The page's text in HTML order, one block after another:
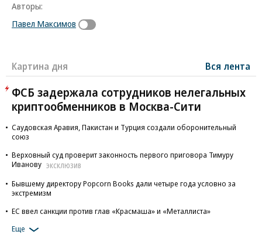
Авторы:
Павел Максимов
Картина дня Вся лента
ФСБ задержала сотрудников нелегальных
криптообменников в Москва-Сити
Саудовская Аравия, Пакистан и Турция создали оборонительный
союз
Верховный суд проверит законность первого приговора Тимуру
Иванову ЭКСКЛЮЗИВ
Бывшему директору Popcorn Books дали четыре года условно за
экстремизм
ЕС ввел санкции против глав «Красмаша» и «Металлиста»
Еще